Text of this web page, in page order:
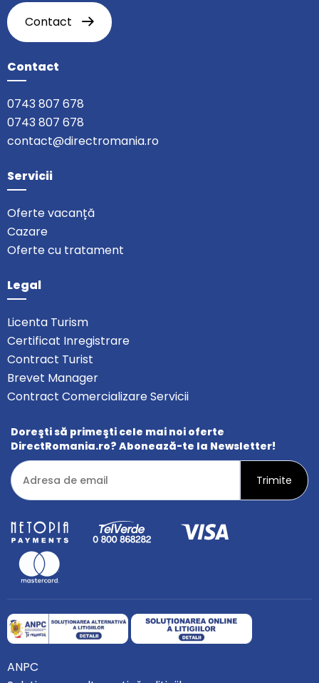
Contact
Contact
0743 807 678
0743 807 678
contact@directromania.ro
Servicii
Oferte vacanță
Cazare
Oferte cu tratament
Legal
Licenta Turism
Certificat Inregistrare
Contract Turist
Brevet Manager
Contract Comercializare Servicii
Doreşti să primeşti cele mai noi oferte
DirectRomania.ro? Abonează-te la Newsletter!
ANPC